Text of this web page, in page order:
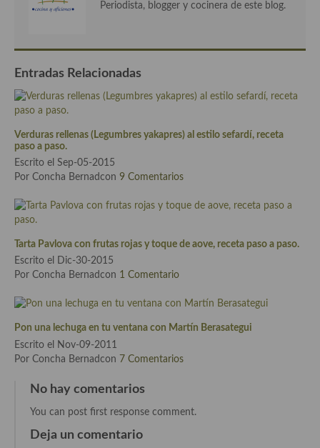
Cocina de Hawái
Cocina Africana
Cocina Sudafrinaca
Cocina Sefardí
Cocina callejera
Cocina fusión
Cocinas de España
Cocina Andaluza
Cocina Aragonesa
Cocina Asturiana
Cocina Balear
Cocina Canaria
Cocina Castellana
Periodista, blogger y cocinera de este blog.
Entradas Relacionadas
Verduras rellenas (Legumbres yakapres) al estilo sefardí, receta
paso a paso.
Escrito el Sep-05-2015
Por Concha Bernadcon 9 Comentarios
Tarta Pavlova con frutas rojas y toque de aove, receta paso a paso.
Escrito el Dic-30-2015
Por Concha Bernadcon 1 Comentario
Pon una lechuga en tu ventana con Martín Berasategui
Escrito el Nov-09-2011
Por Concha Bernadcon 7 Comentarios
No hay comentarios
You can post first response comment.
Deja un comentario